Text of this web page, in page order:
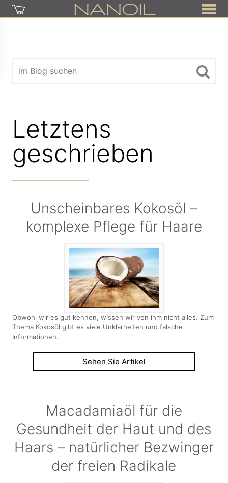
Letztens
geschrieben
Unscheinbares Kokosöl –
komplexe Pflege für Haare
Obwohl wir es gut kennen, wissen wir von ihm nicht alles. Zum
Thema Kokosöl gibt es viele Unklarheiten und falsche
Informationen.
Sehen Sie Artikel
Macadamiaöl für die
Gesundheit der Haut und des
Haars – natürlicher Bezwinger
der freien Radikale